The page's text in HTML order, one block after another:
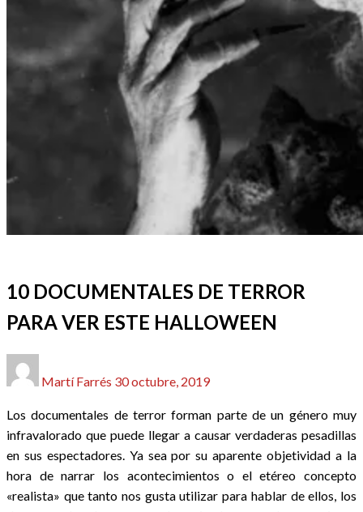
10 DOCUMENTALES DE TERROR
PARA VER ESTE HALLOWEEN
Martí Farrés el
30 octubre, 2019
Los documentales de terror forman parte de un género muy
infravalorado que puede llegar a causar verdaderas pesadillas
en sus espectadores. Ya sea por su aparente objetividad a la
hora de narrar los acontecimientos o el etéreo concepto
«realista» que tanto nos gusta utilizar para hablar de ellos, los